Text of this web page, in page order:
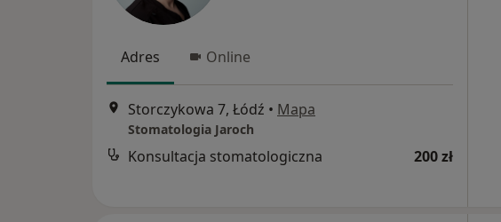
Adres Online
Storczykowa 7, Łódź • Mapa
Stomatologia Jaroch
Konsultacja stomatologiczna 200 zł